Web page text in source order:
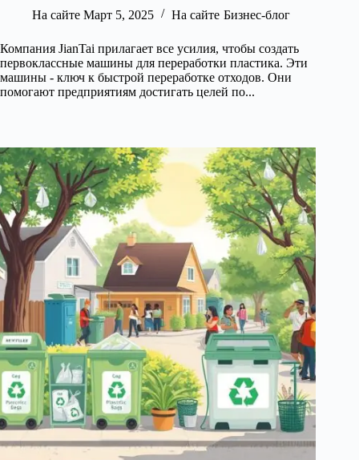
На сайте Март 5, 2025 На сайте Бизнес-блог
Компания JianTai прилагает все усилия, чтобы создать
первоклассные машины для переработки пластика. Эти
машины - ключ к быстрой переработке отходов. Они
помогают предприятиям достигать целей по...